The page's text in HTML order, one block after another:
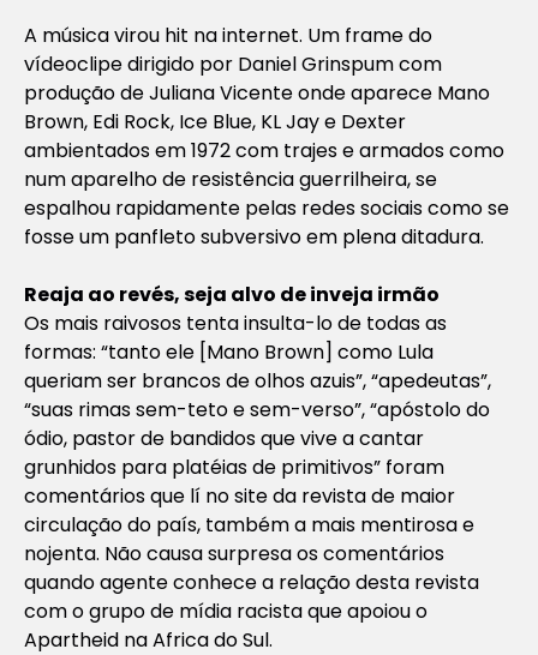
A música virou hit na internet. Um frame do
vídeoclipe dirigido por Daniel Grinspum com
produção de Juliana Vicente onde aparece Mano
Brown, Edi Rock, Ice Blue, KL Jay e Dexter
ambientados em 1972 com trajes e armados como
num aparelho de resistência guerrilheira, se
espalhou rapidamente pelas redes sociais como se
fosse um panfleto subversivo em plena ditadura.
Reaja ao revés, seja alvo de inveja irmão
Os mais raivosos tenta insulta-lo de todas as
formas: “tanto ele [Mano Brown] como Lula
queriam ser brancos de olhos azuis”, “apedeutas”,
“suas rimas sem-teto e sem-verso”, “apóstolo do
ódio, pastor de bandidos que vive a cantar
grunhidos para platéias de primitivos” foram
comentários que lí no site da revista de maior
circulação do país, também a mais mentirosa e
nojenta. Não causa surpresa os comentários
quando agente conhece a relação desta revista
com o grupo de mídia racista que apoiou o
Apartheid na Africa do Sul.